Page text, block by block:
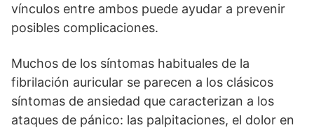
vínculos entre ambos puede ayudar a prevenir
posibles complicaciones.
Muchos de los síntomas habituales de la
fibrilación auricular se parecen a los clásicos
síntomas de ansiedad que caracterizan a los
ataques de pánico: las palpitaciones, el dolor en